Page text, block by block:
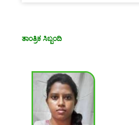
ತಾಂತ್ರಿಕ ಸಿಬ್ಬಂದಿ